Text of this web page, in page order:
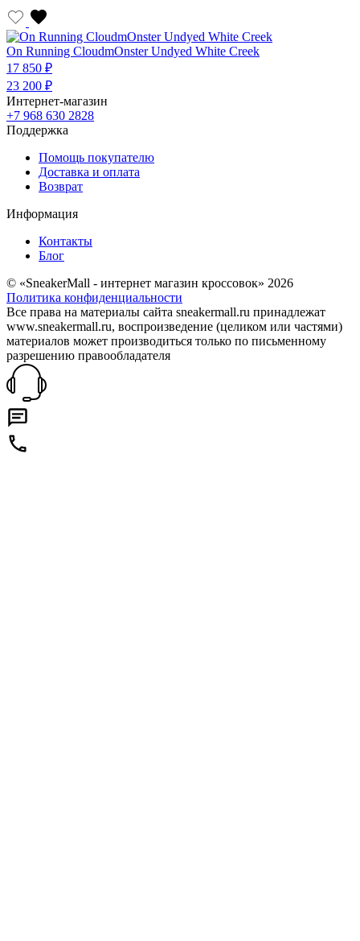
On Running CloudmOnster Undyed White Creek
17 850 ₽
23 200 ₽
Интернет-магазин
+7 968 630 2828
Поддержка
Помощь покупателю
Доставка и оплата
Возврат
Информация
Контакты
Блог
© «SneakerMall - интернет магазин кроссовок» 2026
Политика конфиденциальности
Все права на материалы сайта sneakermall.ru принадлежат
www.sneakermall.ru, воспроизведение (целиком или частями)
материалов может производиться только по письменному
разрешению правообладателя